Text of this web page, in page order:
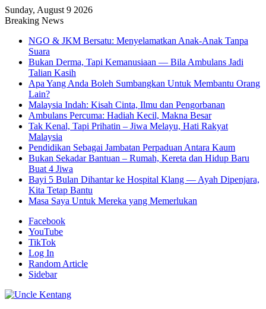
Sunday, August 9 2026
Breaking News
NGO & JKM Bersatu: Menyelamatkan Anak-Anak Tanpa
Suara
Bukan Derma, Tapi Kemanusiaan — Bila Ambulans Jadi
Talian Kasih
Apa Yang Anda Boleh Sumbangkan Untuk Membantu Orang
Lain?
Malaysia Indah: Kisah Cinta, Ilmu dan Pengorbanan
Ambulans Percuma: Hadiah Kecil, Makna Besar
Tak Kenal, Tapi Prihatin – Jiwa Melayu, Hati Rakyat
Malaysia
Pendidikan Sebagai Jambatan Perpaduan Antara Kaum
Bukan Sekadar Bantuan – Rumah, Kereta dan Hidup Baru
Buat 4 Jiwa
Bayi 5 Bulan Dihantar ke Hospital Klang — Ayah Dipenjara,
Kita Tetap Bantu
Masa Saya Untuk Mereka yang Memerlukan
Facebook
YouTube
TikTok
Log In
Random Article
Sidebar